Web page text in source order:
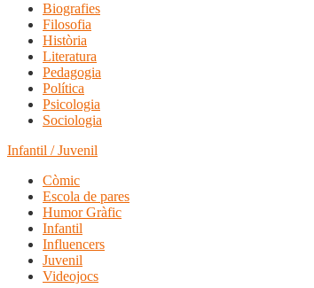
Biografies
Filosofia
Història
Literatura
Pedagogia
Política
Psicologia
Sociologia
Infantil / Juvenil
Còmic
Escola de pares
Humor Gràfic
Infantil
Influencers
Juvenil
Videojocs